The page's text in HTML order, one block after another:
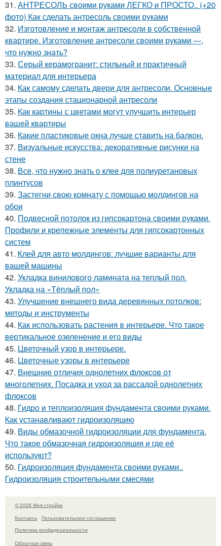
31. АНТРЕСОЛЬ своими руками ЛЕГКО и ПРОСТО.. (+20
фото) Как сделать антресоль своими руками
32. Изготовление и монтаж антресоли в собственной
квартире. Изготовление антресоли своими руками —,
что нужно знать?
33. Серый керамогранит: стильный и практичный
материал для интерьера
34. Как самому сделать двери для антресоли. Основные
этапы создания стационарной антресоли
35. Как картины с цветами могут улучшить интерьер
вашей квартиры
36. Какие пластиковые окна лучше ставить на балкон.
37. Визуальные искусства: декоративные рисунки на
стене
38. Все, что нужно знать о клее для полиуретановых
плинтусов
39. Застегни свою комнату с помощью молдингов на
обои
40. Подвесной потолок из гипсокартона своими руками.
Профили и крепежные элементы для гипсокартонных
систем
41. Клей для авто молдингов: лучшие варианты для
вашей машины
42. Укладка винилового ламината на теплый пол.
Укладка на «Тёплый пол»
43. Улучшение внешнего вида деревянных потолков:
методы и инструменты
44. Как использовать растения в интерьере. Что такое
вертикальное озеленение и его виды
45. Цветочный узор в интерьере.
46. Цветочные узоры в интерьере
47. Внешние отличия однолетних флоксов от
многолетних. Посадка и уход за рассадой однолетних
флоксов
48. Гидро и теплоизоляция фундамента своими руками.
Как устанавливают гидроизоляцию
49. Виды обмазочной гидроизоляции для фундамента.
Что такое обмазочная гидроизоляция и где её
используют?
50. Гидроизоляция фундамента своими руками..
Гидроизоляция строительными смесями
© 2026 Моя стройка
Контакты
Пользовательское соглашение
Политика конфидециальности
Обратная связь